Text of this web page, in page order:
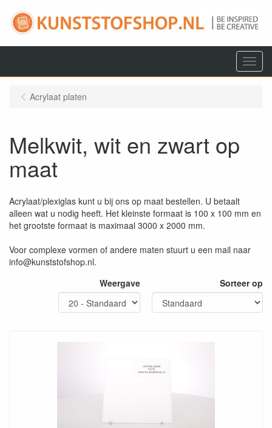
Menu
Acrylaat platen
Melkwit, wit en zwart op
maat
Acrylaat/plexiglas kunt u bij ons op maat bestellen. U betaalt
alleen wat u nodig heeft. Het kleinste formaat is 100 x 100 mm en
het grootste formaat is maximaal 3000 x 2000 mm.
Voor complexe vormen of andere maten stuurt u een mail naar
info@kunststofshop.nl.
Weergave
Sorteer op